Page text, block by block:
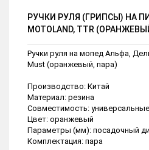
РУЧКИ РУЛЯ (ГРИПСЫ) НА
MOTOLAND, TTR
Ручки руля на мопед Альфа,
Must (оранжевый, пара)
Производство: Китай
Материал: резина
Совместимость: универсальные
Цвет: оранжевый
Параметры (мм): посадочный
Комплектация: пара